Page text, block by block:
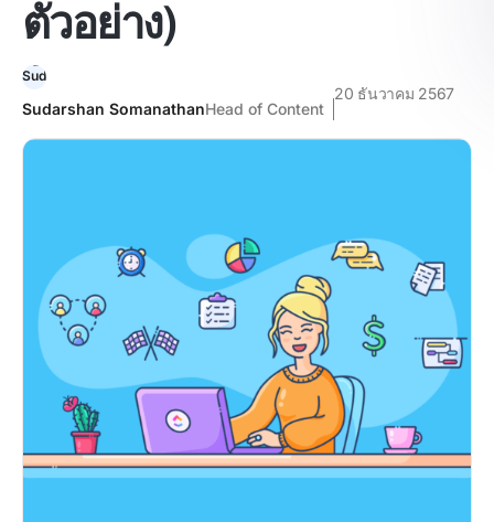
ตัวอย่าง)
Sudarshan SomanathanHead of Content
20 ธันวาคม 2567